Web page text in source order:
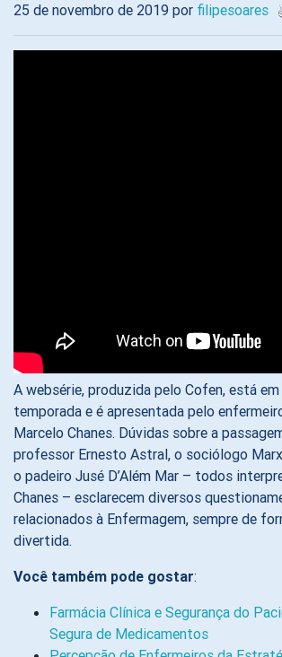
25 de novembro de 2019 por filipesoares
A websérie, produzida pelo Cofen, está
temporada e é apresentada pelo
Marcelo Chanes. Dúvidas sobre a
professor Ernesto Astral, o sociólogo
o padeiro Jusé D’Além Mar – todos
Chanes – esclarecem diversos
relacionados à Enfermagem, sempre de
divertida.
Você também pode gostar:
Farmácia Clínica e Segurança do
Segura de Medicamentos